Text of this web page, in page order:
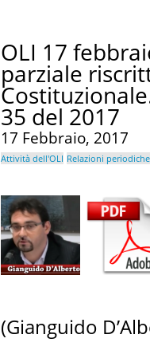
OLI 17
parziale
35 del 2017
17 Febbraio, 2017
Attività dell'OLI Relazioni periodiche
(Gianguido